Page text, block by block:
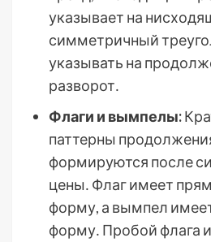
указывает на
симметричный
указывать на
разворот․
Флаги и вымпелы:
паттерны
формируются после
цены․ Флаг имеет
форму, а вымпел
форму․ Пробой флага